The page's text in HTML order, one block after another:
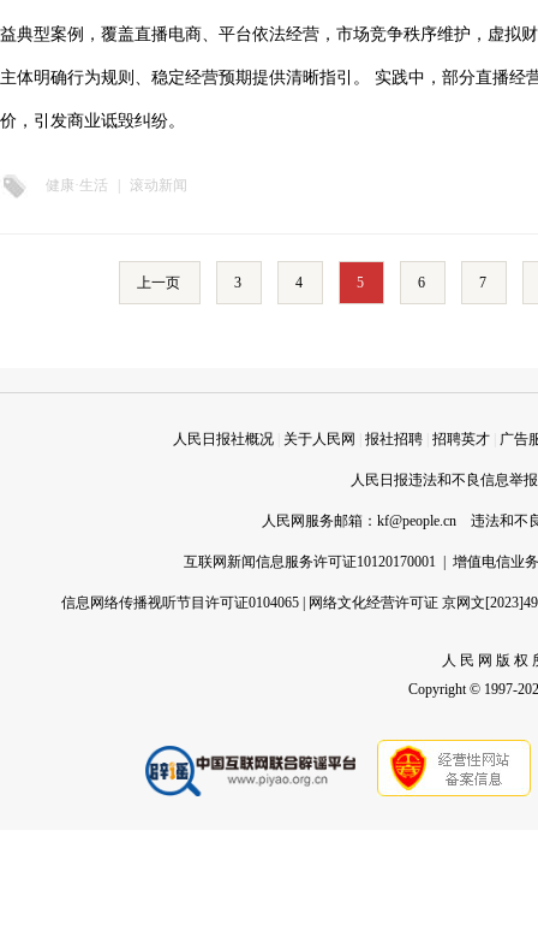
益典型案例，覆盖直播电商、平台依法经营，市场竞争秩序维护，虚拟
主体明确行为规则、稳定经营预期提供清晰指引。 实践中，部分直播经
价，引发商业诋毁纠纷。
健康·生活 滚动新闻
上一页 3 4 5 6 7
人民日报社概况 关于人民网 报社招聘 招聘英才 广告
人民日报违法和不良信息举
人民网服务邮箱： kf@people.cn 违法和不
互联网新闻信息服务许可证10120170001 增值电信业
信息网络传播视听节目许可证0104065 网络文化经营许可证 京网文
人 民 网 版 权
Copyright © 1997-